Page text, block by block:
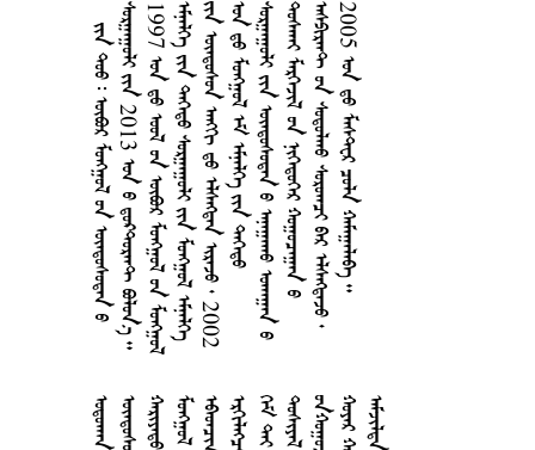
         2013    1997                 2002                  2005     